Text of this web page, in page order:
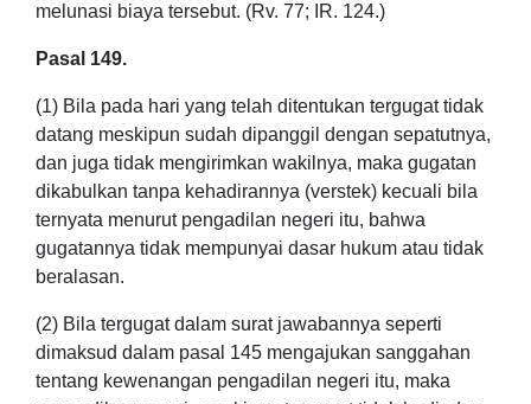
melunasi biaya tersebut. (Rv. 77; IR. 124.)
Pasal 149.
(1) Bila pada hari yang telah ditentukan tergugat tidak
datang meskipun sudah dipanggil dengan sepatutnya,
dan juga tidak mengirimkan wakilnya, maka gugatan
dikabulkan tanpa kehadirannya (verstek) kecuali bila
ternyata menurut pengadilan negeri itu, bahwa
gugatannya tidak mempunyai dasar hukum atau tidak
beralasan.
(2) Bila tergugat dalam surat jawabannya seperti
dimaksud dalam pasal 145 mengajukan sanggahan
tentang kewenangan pengadilan negeri itu, maka